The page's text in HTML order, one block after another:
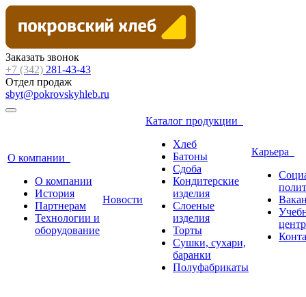
Заказать звонок
+7 (342) 281-43-43
Отдел продаж
sbyt@pokrovskyhleb.ru
О компании
О компании
История
Партнерам
Технологии и
оборудование
Новости
Каталог продукции
Хлеб
Батоны
Сдоба
Кондитерские
изделия
Слоеные
изделия
Торты
Сушки, сухари,
баранки
Полуфабрикаты
Карьера
центр